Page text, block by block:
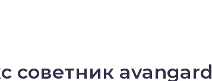
советник avangard